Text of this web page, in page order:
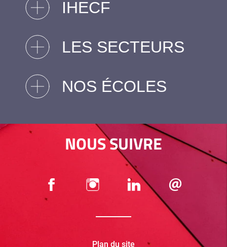
IHECF
LES SECTEURS
NOS ÉCOLES
NOUS SUIVRE
Plan du site